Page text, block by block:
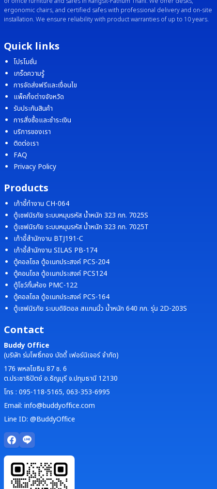
ergonomic chairs, and certified safes with professional delivery and on-site
installation. We ensure reliability with product warranties of up to 10 years.
Quick links
โปรโมชั่น
เกร็ดความรู้
การจัดส่งฟรีและเงื่อนไข
แพ็คกิ้งต่างจังหวัด
รับประกันสินค้า
การสั่งซื้อและชำระเงิน
บริการของเรา
ติดต่อเรา
FAQ
Privacy Policy
Products
เก้าอี้ทำงาน CH-064
ตู้เซฟนิรภัย ระบบหมุนรหัส น้ำหนัก 323 กก. 7025S
ตู้เซฟนิรภัย ระบบหมุนรหัส น้ำหนัก 323 กก. 7025T
เก้าอี้สำนักงาน BTJ191-C
เก้าอี้สำนักงาน SILAS PB-174
ตู้คอลโซล ตู้อเนกประสงค์ PCS-204
ตู้คอนโซล ตู้อเนกประสงค์ PCS124
ตู้โชว์กั้นห้อง PMC-122
ตู้คอลโซล ตู้อเนกประสงค์ PCS-164
ตู้เซฟนิรภัย ระบบดิจิตอล สแกนนิ้ว น้ำหนัก 640 กก. รุ่น 2D-203S
Contact
Buddy Office
(บริษัท ร่มโพธิ์ทอง บัดดี้ เฟอร์นิเจอร์ จำกัด)
176 พหลโยธิน 87 ซ. 6
ต.ประชาธิปัตย์ อ.ธัญบุรี จ.ปทุมธานี 12130
โทร : 095-118-5165, 063-353-6995
Email: info@buddyoffice.com
Line ID: @BuddyOffice